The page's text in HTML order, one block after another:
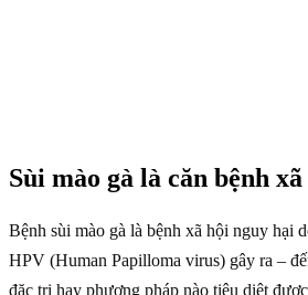
Sùi mào gà là căn bệnh
Bệnh sùi mào gà là bệnh xã hội nguy hại
HPV (Human Papilloma virus) gây ra –
đặc trị hay phương pháp nào tiêu diệt